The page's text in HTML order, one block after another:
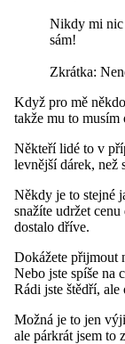
Nikdy mi nic
sám!
Zkrátka:
Když pro mě
takže mu to musím
Někteří lidé to v
levnější dárek, než
Někdy je to stejné
snažíte udržet
dostalo dříve.
Dokážete přijmout
Nebo jste spíše na
Rádi jste štědří,
Možná je to jen
ale párkrát jsem to